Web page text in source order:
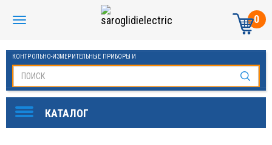
0
КОНТРОЛЬНО-ИЗМЕРИТЕЛЬНЫЕ ПРИБОРЫ И